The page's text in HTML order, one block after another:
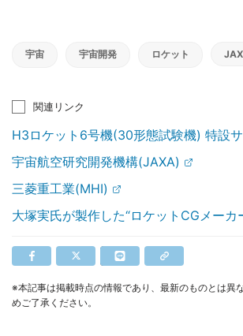
宇宙 宇宙開発 ロケット
関連リンク
H3ロケット6号機(30形態試験機) 特設サ
宇宙航空研究開発機構(JAXA)
三菱重工業(MHI)
大塚実氏が製作した“ロケットCGメーカ
※本記事は掲載時点の情報であり、最新のものとは異
めご了承ください。